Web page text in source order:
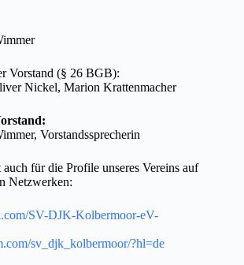
Vorstand (§ 26 BGB):
Nickel, Marion Krattenmacher
Vorstandssprecherin
für die Profile unseres Vereins auf
Netzwerken:
SV-DJK-Kolbermoor-eV-
sv_djk_kolbermoor/?hl=de